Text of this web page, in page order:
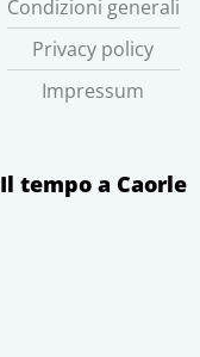
Condizioni generali
Privacy policy
Impressum
Il tempo a Caorle